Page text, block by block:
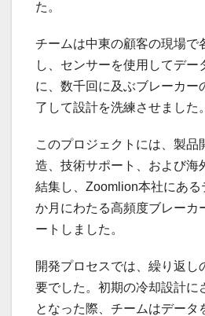
た。
チームは中東の顧客の現場で
し、センサーを使用してデー
に、数千回に及ぶブレーカー
了して設計を洗練させました。
このプロジェクトには、製品
造、技術サポート、および海
結集し、Zoomlion本社にあ
か月にわたる高頻度ブレーカ
ートしました。
開発プロセスでは、繰り返し
要でした。初期の冷却設計に
となった際、チームはデータ